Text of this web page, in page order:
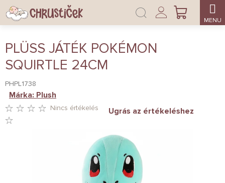
Ugrás
fő
KOSÁR
Bejelentkezés
PLÜSS JÁTÉK POKÉMON
SQUIRTLE 24CM
PHPL1738
Nincs értékelés Ugrás az értékeléshez
Márka: Plush